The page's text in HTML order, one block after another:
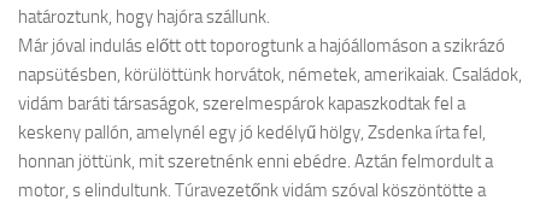
határoztunk, hogy hajóra szállunk.
Már jóval indulás előtt ott toporogtunk a hajóállomáson a szikrázó
napsütésben, körülöttünk horvátok, németek, amerikaiak. Családok,
vidám baráti társaságok, szerelmespárok kapaszkodtak fel a
keskeny pallón, amelynél egy jó kedélyű hölgy, Zsdenka írta fel,
honnan jöttünk, mit szeretnénk enni ebédre. Aztán felmordult a
motor, s elindultunk. Túravezetőnk vidám szóval köszöntötte a